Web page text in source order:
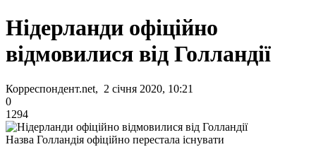
Нідерланди офіційно
відмовилися від Голландії
Корреспондент.net, 2 січня 2020, 10:21
0
1294
Назва Голландія офіційно перестала існувати